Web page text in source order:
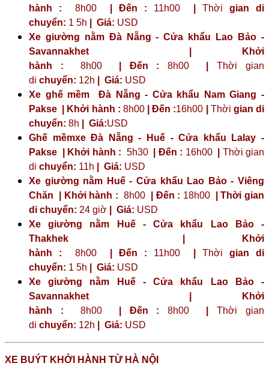
hành : 8h00 | Đến : 11h00 Thời gian di
chuyển: 1 5h Giá: USD
Xe giường nằm Đà Nẵng - Cửa khẩu Lao Bảo -
Savannakhet | Khởi
hành : 8h00| Đến : 8h00 |Thời gian
di chuyển: 12h Giá: USD
Xe ghế mềm Đà Nẵng - Cửa khẩu Nam Giang -
Pakse | Khởi hành : 8h00| Đến :16h00 Thời gian di
chuyển: 8h Giá:USD
Ghế mềmxe Đà Nẵng - Huế - Cửa khẩu Lalay -
Pakse | Khởi hành : 5h30| Đến : 16h00| Thời gian
di chuyển: 11h Giá: USD
Xe giường nằm Huế - Cửa khẩu Lao Bảo - Viêng
Chăn | Khởi hành : 8h00| Đến : 18h00| Thời gian
di chuyển: 24 giờ | Giá: USD
Xe giường nằm Huế - Cửa khẩu Lao Bảo -
Thakhek | Khởi
hành : 8h00 | Đến : 11h00 Thời gian di
chuyển: 1 5h Giá: USD
Xe giường nằm Huế - Cửa khẩu Lao Bảo -
Savannakhet | Khởi
hành : 8h00| Đến : 8h00 |Thời gian
di chuyển: 12h Giá: USD
XE BUÝT KHỞI HÀNH TỪ HÀ NỘI